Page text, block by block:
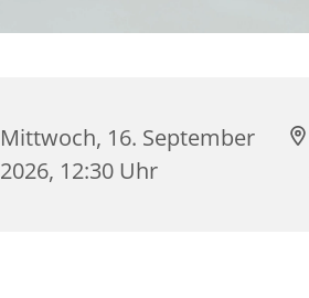
Mittwoch, 16. September
2026, 12:30 Uhr